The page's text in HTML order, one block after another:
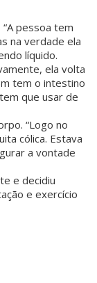
pessoa tem
na verdade ela
líquido.
ela volta
tem o intestino
que usar de
“Logo no
cólica. Estava
a vontade
e decidiu
e exercício